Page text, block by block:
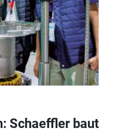
Schaeffler baut